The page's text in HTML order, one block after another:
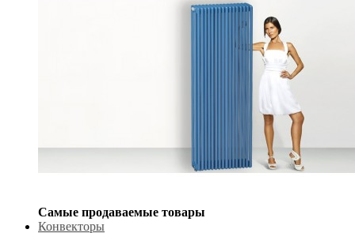
Самые продаваемые товары
Конвекторы